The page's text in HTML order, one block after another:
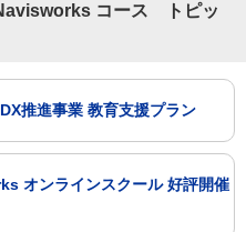
コース トピッ
推進事業 教育支援プラン
推進事業におけるBIM設
務を支援します。
は、本事業のBIM講習・BIM
オンラインスクール 好評開催